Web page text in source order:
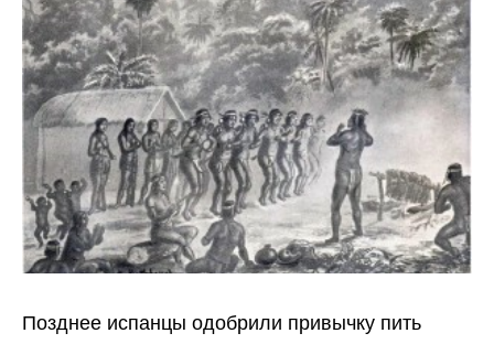
Позднее испанцы одобрили привычку пить